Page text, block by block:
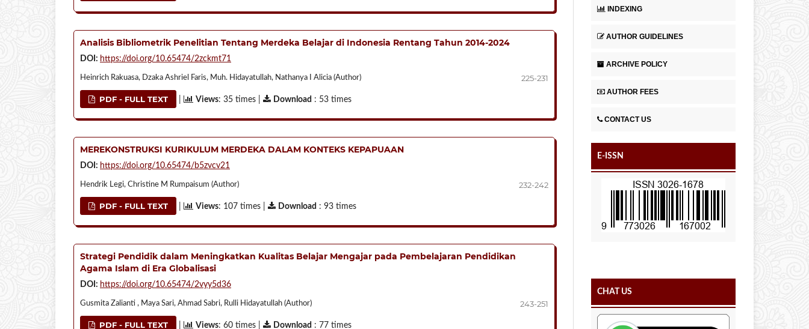
Analisis Bibliometrik Penelitian Tentang Merdeka Belajar di Indonesia Rentang Tahun 2014-2024
DOI: https://doi.org/10.65474/2zckmt71
Heinrich Rakuasa, Dzaka Ashriel Faris, Muh. Hidayatullah, Nathanya I Alicia (Author) 225-231
PDF - FULL TEXT Views: 35 times | Download : 53 times
MEREKONSTRUKSI KURIKULUM MERDEKA DALAM KONTEKS KEPAPUAAN
DOI: https://doi.org/10.65474/b5zvcv21
Hendrik Legi, Christine M Rumpaisum (Author) 232-242
PDF - FULL TEXT Views: 107 times | Download : 93 times
Strategi Pendidik dalam Meningkatkan Kualitas Belajar Mengajar pada Pembelajaran Pendidikan
Agama Islam di Era Globalisasi
DOI: https://doi.org/10.65474/2vyy5d36
Gusmita Zalianti , Maya Sari, Ahmad Sabri, Rulli Hidayatullah (Author) 243-251
PDF - FULL TEXT Views: 60 times | Download : 77 times
INDEXING
AUTHOR GUIDELINES
ARCHIVE POLICY
AUTHOR FEES
CONTACT US
E-ISSN
CHAT US